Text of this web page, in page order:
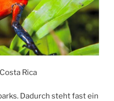
Rica
Dadurch steht fast ein